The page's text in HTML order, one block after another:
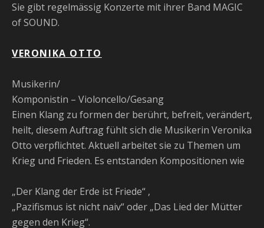
Sie gibt regelmässig Konzerte mit ihrer Band MAGIC
of SOUND.
VERONIKA OTTO
Musikerin/
Komponistin – Violoncello/Gesang
Einen Klang zu formen der berührt, befreit, verändert,
heilt, diesem Auftrag fühlt sich die Musikerin Veronika
Otto verpflichtet. Aktuell arbeitet sie zu Themen um
Krieg und Frieden. Es entstanden Kompositionen wie
„Der Klang der Erde ist Friede“ ,
„Pazifismus ist nicht naiv“ oder „Das Lied der Mütter
gegen den Krieg“.